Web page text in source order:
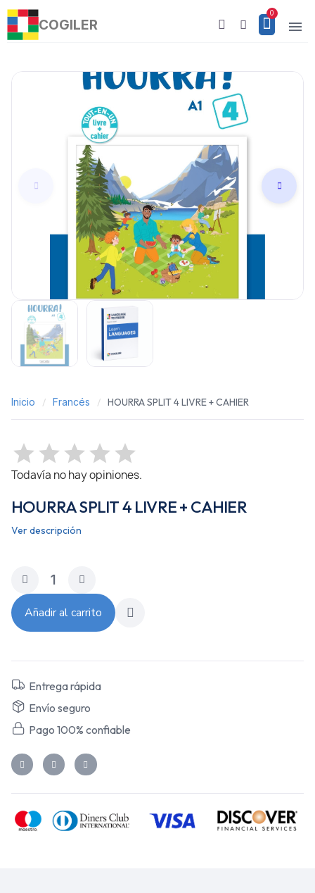
COGILER
Inicio Francés HOURRA SPLIT 4 LIVRE + CAHIER
Todavía no hay opiniones.
HOURRA SPLIT 4 LIVRE + CAHIER
Ver descripción
Añadir al carrito
Entrega rápida
Envío seguro
Pago 100% confiable